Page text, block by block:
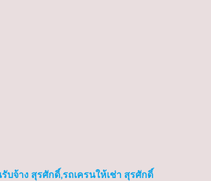
บจ้าง สุรศักดิ์,รถเครนให้เช่า สุรศักดิ์